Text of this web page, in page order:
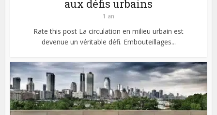
aux défis urbains
1 an
Rate this post La circulation en milieu urbain est
devenue un véritable défi. Embouteillages...